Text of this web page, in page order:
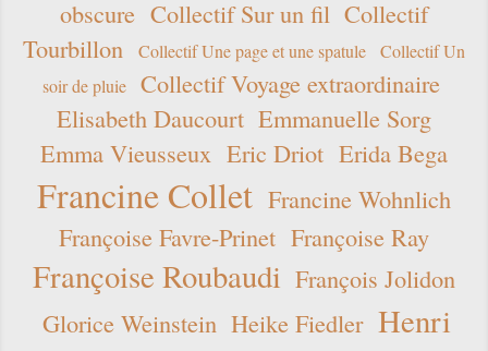
obscure Collectif Sur un fil Collectif
Tourbillon
Collectif Une page et une spatule
Collectif Un
soir de pluie
Collectif Voyage extraordinaire
Elisabeth Daucourt Emmanuelle Sorg
Emma Vieusseux Eric Driot Erida Bega
Francine Collet Francine Wohnlich
Françoise Favre-Prinet Françoise Ray
Françoise Roubaudi François Jolidon
Glorice Weinstein Heike Fiedler Henri